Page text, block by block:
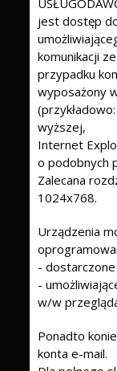
jest dostęp
komunikacji
przypadku
wyposażony
wyższej,
Internet
o podobnych
Zalecana
1024x768.
Urządzenia
-
-
w/w
Ponadto
konta e-mail.